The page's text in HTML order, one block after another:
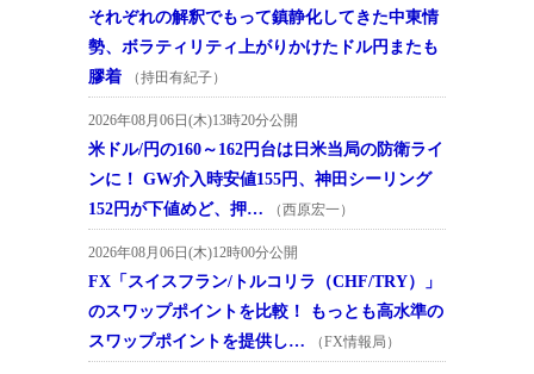
それぞれの解釈でもって鎮静化してきた中東情
勢、ボラティリティ上がりかけたドル円またも
膠着
（持田有紀子）
2026年08月06日(木)13時20分公開
米ドル/円の160～162円台は日米当局の防衛ライ
ンに！ GW介入時安値155円、神田シーリング
152円が下値めど、押…
（西原宏一）
2026年08月06日(木)12時00分公開
FX「スイスフラン/トルコリラ（CHF/TRY）」
のスワップポイントを比較！ もっとも高水準の
スワップポイントを提供し…
（FX情報局）